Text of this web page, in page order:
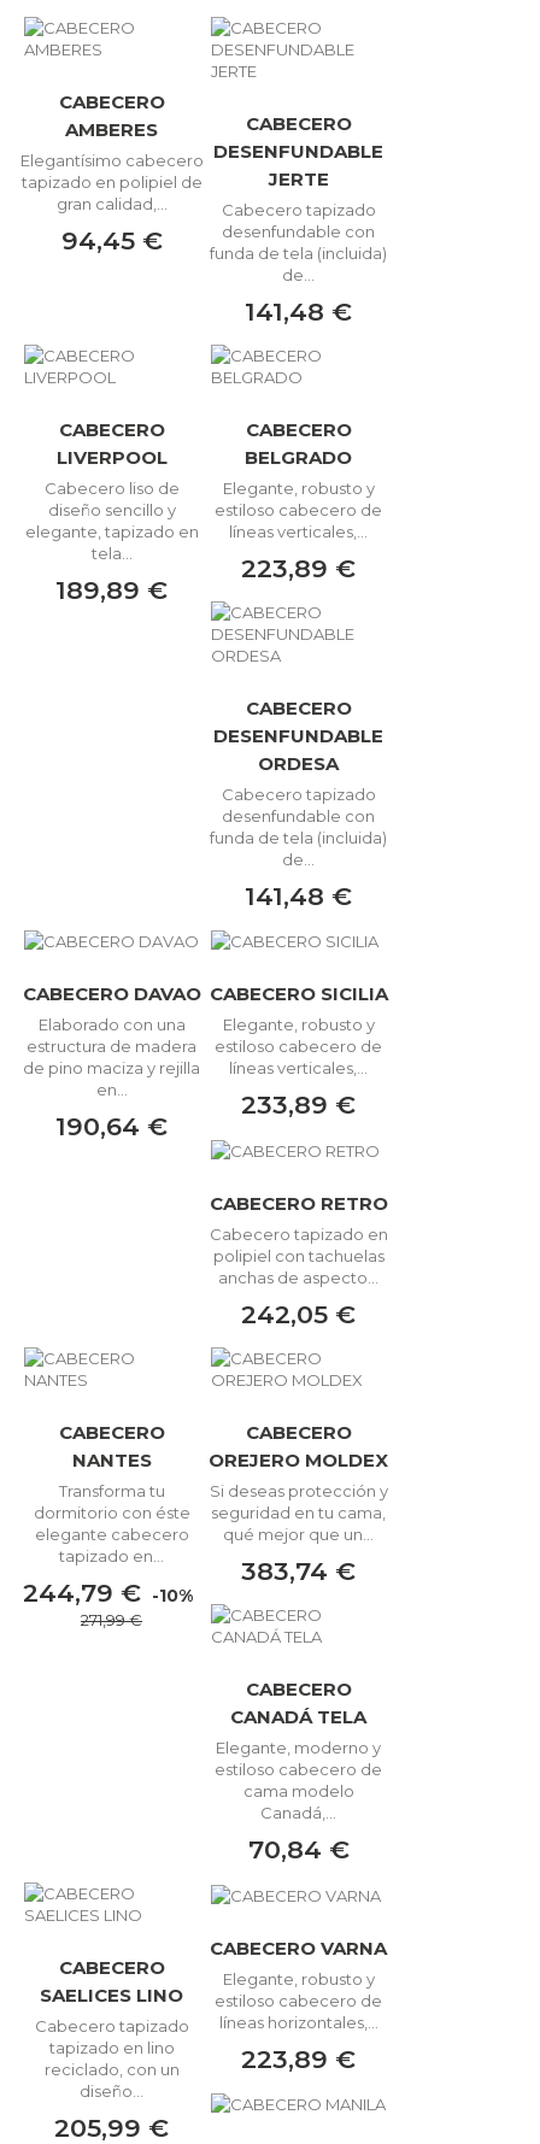
CABECERO
AMBERES
Elegantísimo cabecero
tapizado en polipiel de
gran calidad,...
94,45 €
CABECERO
DESENFUNDABLE
JERTE
Cabecero tapizado
desenfundable con
funda de tela (incluida)
de...
141,48 €
CABECERO
LIVERPOOL
Cabecero liso de
diseño sencillo y
elegante, tapizado en
tela...
189,89 €
CABECERO
BELGRADO
Elegante, robusto y
estiloso cabecero de
líneas verticales,...
223,89 €
CABECERO
DESENFUNDABLE
ORDESA
Cabecero tapizado
desenfundable con
funda de tela (incluida)
de...
141,48 €
CABECERO DAVAO
Elaborado con una
estructura de madera
de pino maciza y rejilla
en...
190,64 €
CABECERO SICILIA
Elegante, robusto y
estiloso cabecero de
líneas verticales,...
233,89 €
CABECERO RETRO
Cabecero tapizado en
polipiel con tachuelas
anchas de aspecto...
242,05 €
CABECERO
NANTES
Transforma tu
dormitorio con éste
elegante cabecero
tapizado en...
244,79 € -10%
271,99 €
CABECERO
OREJERO MOLDEX
Si deseas protección y
seguridad en tu cama,
qué mejor que un...
383,74 €
CABECERO
CANADÁ TELA
Elegante, moderno y
estiloso cabecero de
cama modelo
Canadá,...
70,84 €
CABECERO
SAELICES LINO
Cabecero tapizado
tapizado en lino
reciclado, con un
diseño...
205,99 €
CABECERO VARNA
Elegante, robusto y
estiloso cabecero de
líneas horizontales,...
223,89 €